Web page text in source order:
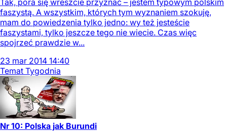
Tak, pora się wreszcie przyznać – jestem typowym polskim
faszystą. A wszystkim, których tym wyznaniem szokuję,
mam do powiedzenia tylko jedno: wy też jesteście
faszystami, tylko jeszcze tego nie wiecie. Czas więc
spojrzeć prawdzie w...
23 mar 2014 14:40
Temat Tygodnia
Nr 10: Polska jak Burundi